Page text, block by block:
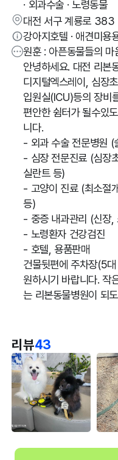
· 외과수술 · 노령동물
대전 서구 계룡로 383
강아지호텔 · 애견미용
원훈 : 아픈동물들의
안녕하세요. 대전 리본
디지털엑스레이, 심장
입원실(ICU)등의 장비
편안한 쉼터가 될수있
니다.
- 외과 수술 전문병원 (
- 심장 전문진료 (심장
실란트 등)
- 고양이 진료 (최소절
등)
- 중증 내과관리 (신장,
- 노령환자 건강검진
- 호텔, 용품판매
건물뒷편에 주차장(5
원하시기 바랍니다. 작
는 리본동물병원이 되
리뷰43